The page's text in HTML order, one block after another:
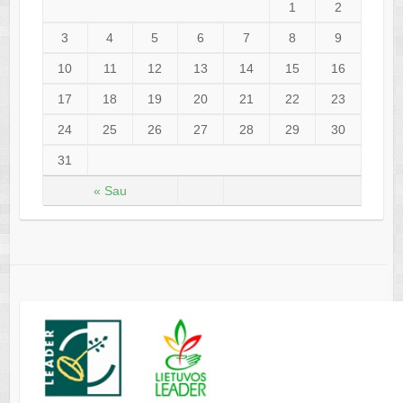
« Sau
1 2
3 4 5 6 7 8 9
10 11 12 13 14 15 16
17 18 19 20 21 22 23
24 25 26 27 28 29 30
31